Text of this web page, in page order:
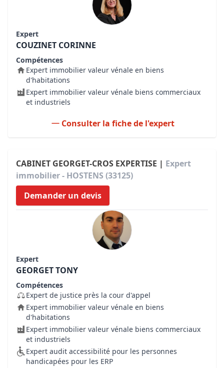
Expert
COUZINET CORINNE
Compétences
Expert immobilier valeur vénale en biens
d'habitations
Expert immobilier valeur vénale biens commerciaux
et industriels
Consulter la fiche de l'expert
CABINET GEORGET-CROS EXPERTISE | Expert
immobilier - HOSTENS (33125)
Demander un devis
Expert
GEORGET TONY
Compétences
Expert de justice près la cour d'appel
Expert immobilier valeur vénale en biens
d'habitations
Expert immobilier valeur vénale biens commerciaux
et industriels
Expert audit accessibilité pour les personnes
handicapées pour les ERP